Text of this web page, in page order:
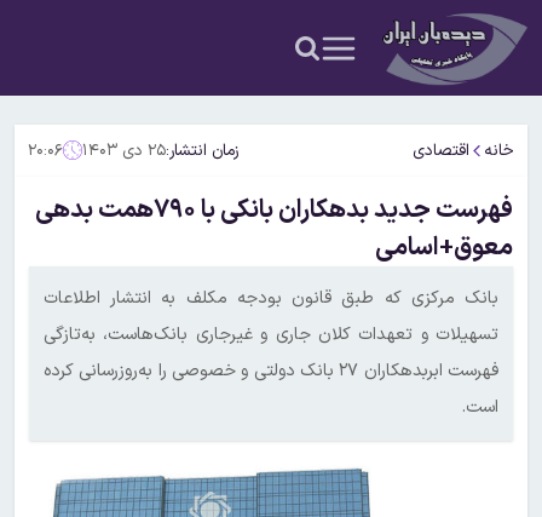
خانه اقتصادی زمان انتشار:۲۵ دی ۱۴۰۳ ۲۰:۰۶
فهرست جدید بدهکاران بانکی با ۷۹۰همت بدهی
معوق+اسامی
بانک مرکزی که طبق قانون بودجه مکلف به انتشار اطلاعات
تسهیلات و تعهدات کلان جاری و غیرجاری بانک‌هاست، به‌تازگی
فهرست ابربدهکاران ۲۷ بانک دولتی و خصوصی را به‌روزرسانی کرده
است.